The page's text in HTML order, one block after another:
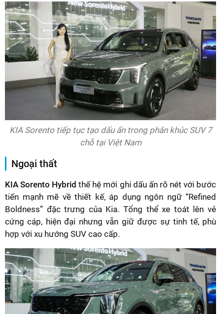
KIA Sorento tiếp tục tạo dấu ấn trong phân khúc SUV 7
chỗ tại Việt Nam
Ngoại thất
KIA Sorento Hybrid thế hệ mới ghi dấu ấn rõ nét với bước
tiến mạnh mẽ về thiết kế, áp dụng ngôn ngữ “Refined
Boldness” đặc trưng của Kia. Tổng thể xe toát lên vẻ
cứng cáp, hiện đại nhưng vẫn giữ được sự tinh tế, phù
hợp với xu hướng SUV cao cấp.